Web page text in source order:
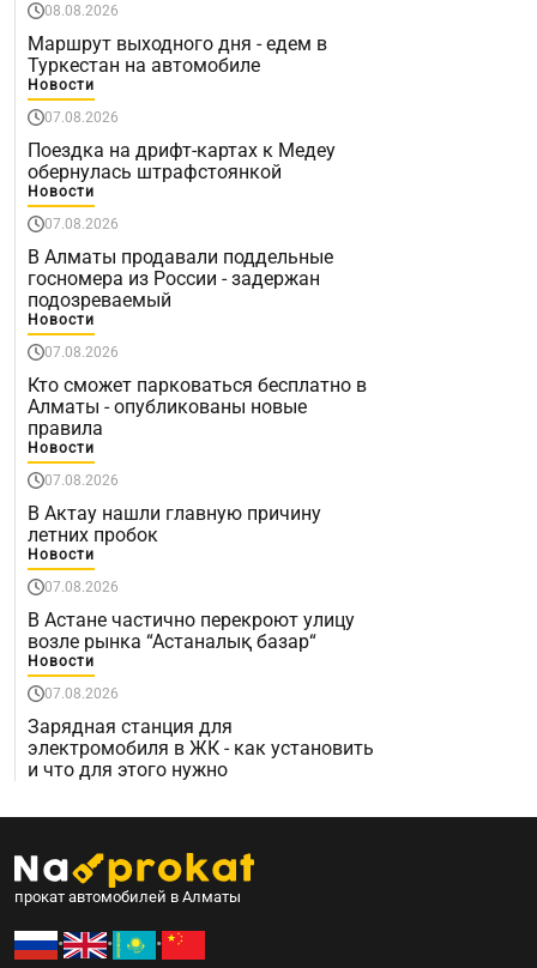
08.08.2026
Маршрут выходного дня - едем в
Туркестан на автомобиле
Новости
07.08.2026
Поездка на дрифт-картах к Медеу
обернулась штрафстоянкой
Новости
07.08.2026
В Алматы продавали поддельные
госномера из России - задержан
подозреваемый
Новости
07.08.2026
Кто сможет парковаться бесплатно в
Алматы - опубликованы новые
правила
Новости
07.08.2026
В Актау нашли главную причину
летних пробок
Новости
07.08.2026
В Астане частично перекроют улицу
возле рынка “Астаналық базар“
Новости
07.08.2026
Зарядная станция для
электромобиля в ЖК - как установить
и что для этого нужно
прокат автомобилей в Алматы
• • •